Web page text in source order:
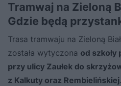
Tramwaj na Zieloną
Gdzie będą
Trasa tramwaju na Zieloną
została wytyczona od szkoły
przy ulicy Zaułek do
z Kalkuty oraz Rembielińskiej